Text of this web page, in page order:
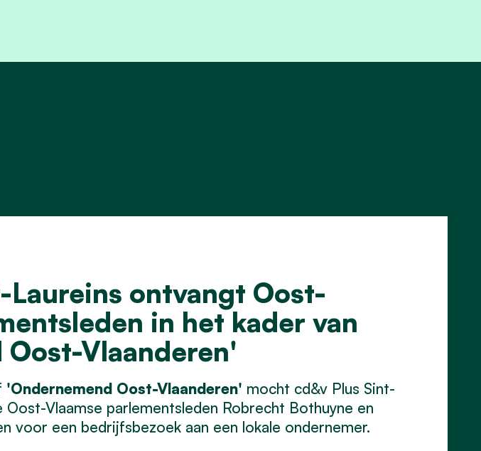
Laureins ontvangt Oost-
in het kader van
Vlaanderen'
'Ondernemend Oost-Vlaanderen' mocht cd&v Plus Sint-
Oost-Vlaamse parlementsleden Robrecht Bothuyne en
voor een bedrijfsbezoek aan een lokale ondernemer.